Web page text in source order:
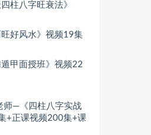
柱八字旺衰法》
好风水》视频19集
甲面授班》视频22
师—《四柱八字实战
+正课视频200集+课